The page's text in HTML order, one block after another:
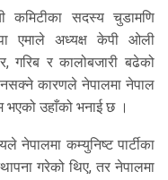
कमिटीका सदस्य चुडामणि
एमाले अध्यक्ष केपी ओली
गरिब र कालोबजारी बढेको
नसक्ने कारणले नेपालमा नेपाल
भएको उहाँको भनाई छ ।
नेपालमा कम्युनिष्ट पार्टीका
गरेको थिए, तर नेपालमा